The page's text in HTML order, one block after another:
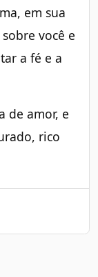
em sua
você e
a fé e a
de amor, e
rico